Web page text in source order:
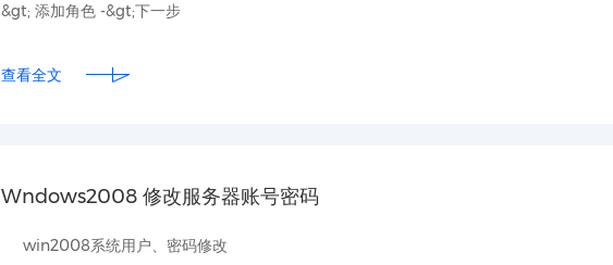
&gt; 添加角色 -&gt;下一步
查看全文
Wndows2008 修改服务器账号密码
win2008系统用户、密码修改